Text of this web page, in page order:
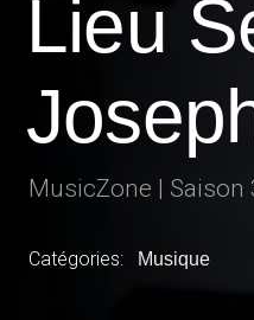
Lieu
MusicZone |
Catégories: Musique